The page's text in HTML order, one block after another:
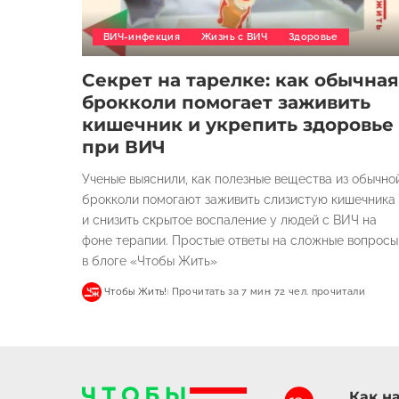
ВИЧ-инфекция Жизнь с ВИЧ Здоровье
Секрет на тарелке: как обычная
брокколи помогает заживить
кишечник и укрепить здоровье
при ВИЧ
Ученые выяснили, как полезные вещества из
брокколи помогают заживить слизистую кишечника
и снизить скрытое воспаление у людей с ВИЧ на
фоне терапии. Простые ответы на сложные вопросы
в блоге «Чтобы Жить»
Чтобы Жить! Прочитать за 7 мин 72 чел. прочитали